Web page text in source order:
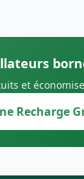
et
Recharge